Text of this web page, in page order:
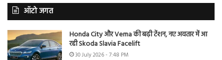
ऑटो जगत
Honda City और Verna की बढ़ी टेंशन, नए अवतार में आ
रही Skoda Slavia Facelift
30 July 2026 - 7:48 PM